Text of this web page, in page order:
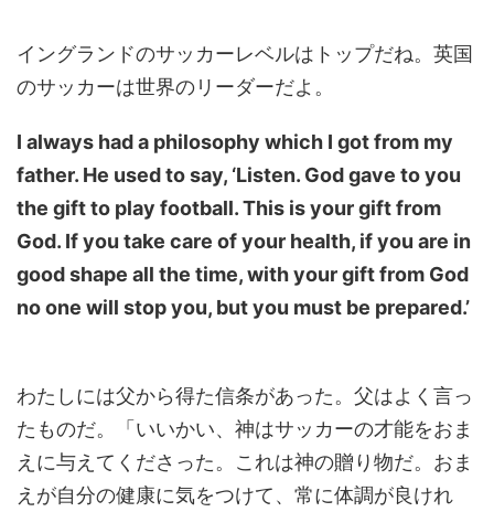
イングランドのサッカーレベルはトップだね。英国
のサッカーは世界のリーダーだよ。
I always had a philosophy which I got from my
father. He used to say, ‘Listen. God gave to you
the gift to play football. This is your gift from
God. If you take care of your health, if you are in
good shape all the time, with your gift from God
no one will stop you, but you must be prepared.’
わたしには父から得た信条があった。父はよく言っ
たものだ。「いいかい、神はサッカーの才能をおま
えに与えてくださった。これは神の贈り物だ。おま
えが自分の健康に気をつけて、常に体調が良けれ